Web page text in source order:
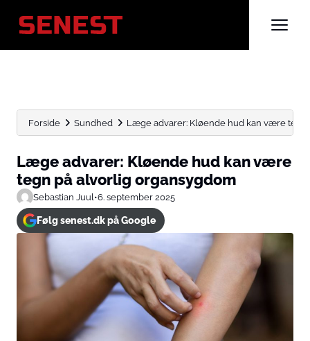
Forside Sundhed Læge advarer: Kløende hud kan være
Læge advarer: Kløende hud kan være
tegn på alvorlig organsygdom
Sebastian Juul •6. september 2025
Følg senest.dk på Google